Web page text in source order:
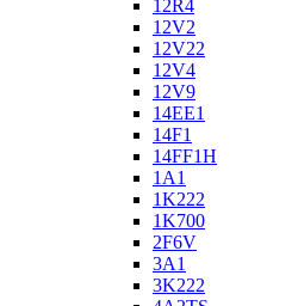
12R4
12V2
12V22
12V4
12V9
14EE1
14F1
14FF1H
1A1
1K222
1K700
2F6V
3A1
3K222